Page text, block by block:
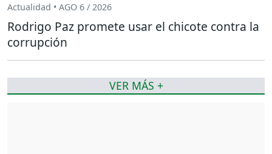
Actualidad • AGO 6 / 2026
Rodrigo Paz promete usar el chicote contra la
corrupción
VER MÁS +